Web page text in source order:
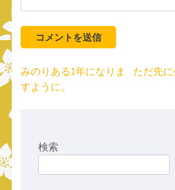
投
稿
みのりある1年になりま
すように。
ただ先
検索